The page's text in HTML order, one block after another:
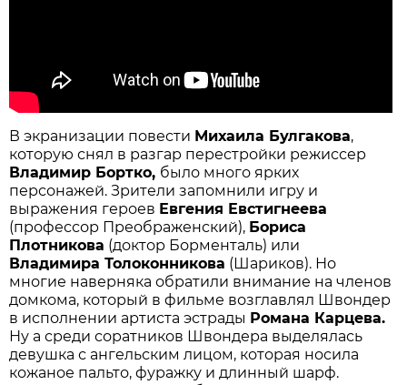
В экранизации повести Михаила Булгакова,
которую снял в разгар перестройки режиссер
Владимир Бортко, было много ярких
персонажей. Зрители запомнили игру и
выражения героев Евгения Евстигнеева
(профессор Преображенский), Бориса
Плотникова (доктор Борменталь) или
Владимира Толоконникова (Шариков). Но
многие наверняка обратили внимание на членов
домкома, который в фильме возглавлял Швондер
в исполнении артиста эстрады Романа Карцева.
Ну а среди соратников Швондера выделялась
девушка с ангельским лицом, которая носила
кожаное пальто, фуражку и длинный шарф.